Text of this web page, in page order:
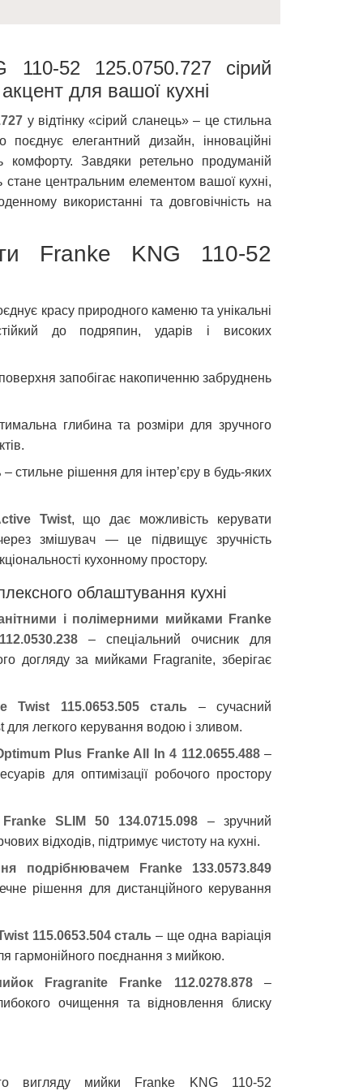
52 125.0750.727 сірий
для вашої кухні
у відтінку «сірий сланець» – це стильна
елегантний дизайн, інноваційні
комфорту. Завдяки ретельно продуманій
центральним елементом вашої кухні,
використанні та довговічність на
Franke KNG 110-52
красу природного каменю та унікальні
стійкий до подряпин, ударів і високих
запобігає накопиченню забруднень
глибина та розміри для зручного
– стильне рішення для інтер’єру в будь-яких
Twist, що дає можливість керувати
змішувач — це підвищує зручність
кухонному простору.
облаштування кухні
і полімерними мийками Franke
– спеціальний очисник для
догляду за мийками Fragranite, зберігає
Twist 115.0653.505 сталь – сучасний
для легкого керування водою і зливом.
Plus Franke All In 4 112.0655.488–
для оптимізації робочого простору
SLIM 50 134.0715.098 – зручний
відходів, підтримує чистоту на кухні.
подрібнювачем Franke 133.0573.849
рішення для дистанційного керування
115.0653.504 сталь – ще одна варіація
гармонійного поєднання з мийкою.
Fragranite Franke 112.0278.878–
очищення та відновлення блиску
вигляду мийки Franke KNG 110-52